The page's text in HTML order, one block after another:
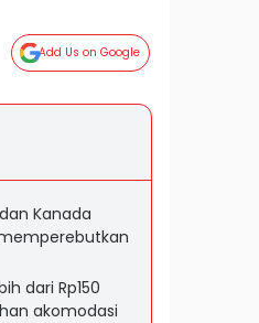
Add Us on Google
Kanada
dari Rp150
akomodasi